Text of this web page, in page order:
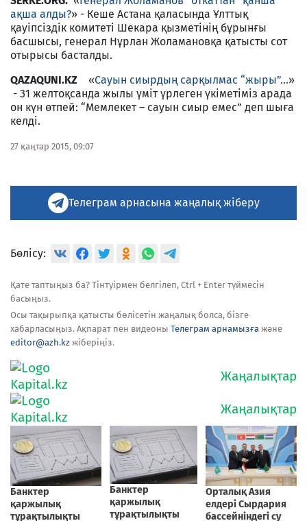
ақша алды?» - Кеше Астана қаласында Ұлттық
қауіпсіздік комитеті Шекара қызметінің бұрынғы
басшысы, генерал Нұрлан Жоламановқа қатысты сот
отырысы басталды.
QAZAQUNI.KZ
«Сауын сиырдың сарқылмас “жыры”…»
- 31 желтоқсанда жылы үміт үрлеген үкіметіміз арада
он күн өтпей: “Мемлекет – сауын сиыр емес” деп шыға
келді.
27 қаңтар 2015, 09:07
Телеграм арнасына жаңалық жіберу
Бөлісу:
Қате таптыңыз ба? Тінтуірмен белгілеп, Ctrl + Enter түймесін
басыңыз.
Осы тақырыпқа қатысты бөлісетін жаңалық болса, бізге
хабарласыңыз. Ақпарат пен видеоны Телеграм арнамызға және
editor@azh.kz жіберіңіз.